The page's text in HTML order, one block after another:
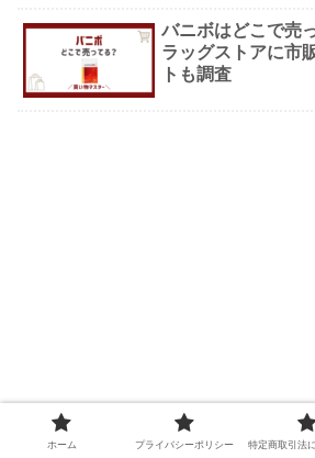
バニボはどこで売
ラッグストアに市
トも調査
ホーム プライバシーポリシー 特定商取引法